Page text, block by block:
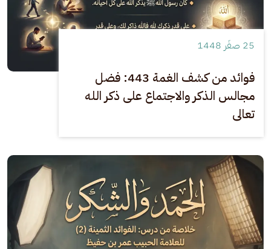
25 صفَر 1448
فوائد من كشف الغمة 443: فضل
مجالس الذكر والاجتماع على ذكر الله
تعالى
الصورة